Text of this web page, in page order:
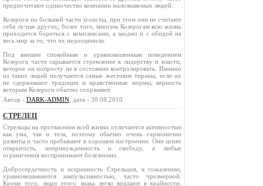
предпочитают одиночество компании малознакомых людей.
Козероги по большей части эгоисты, при этом они не считают
себя лучше других; более того, многим Козерогам всю жизнь
приходится бороться с комплексами, а заодно и с обидой на
весь мир за то, что их недооценили.
Под внешне спокойным и уравновешенным поведением
Козерога часто скрывается стремление к лидерству и власти,
которое он попросту не в состоянии контролировать. Именно
из таких людей получаются самые жестокие тираны, если их
не сдерживают традиции и нравственные нормы, верность
которым Козероги обычно сохраняют.
Автор - DARK-ADMIN , дата - 30.08.2010
СТРЕЛЕЦ
Стрельцы на протяжении всей жизни отличаются активностью
как ума, так и тела, поэтому обычно очень гармонично
развиты и часто пребывают в хорошем настроении. Они ценят
открытость, непринужденность и свободу, а любые
ограничения воспринимают болезненно.
Добросердечность и искренность Стрельцов, к сожалению,
уравновешиваются импульсивностью, часто чрезмерной.
Кроме того, люди этого знака легко впадают в крайности,